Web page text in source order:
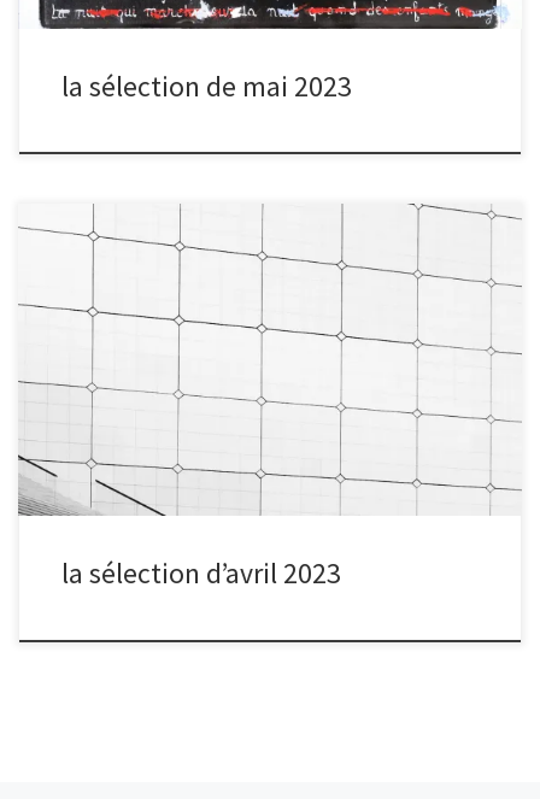
la sélection de mai 2023
Après chaque séance de partage, nous organisons un vote
électronique pour sélectionner la photo du mois, à la suite de
quoi le ou la photographe du mois est interviewé.
la sélection d’avril 2023